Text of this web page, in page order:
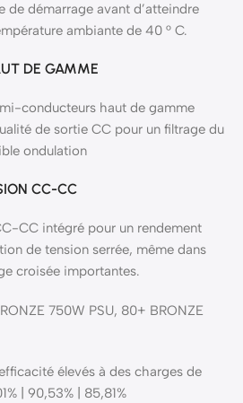
de démarrage avant d’atteindre
ambiante de 40 ° C.
DE GAMME
conducteurs haut de gamme
de sortie CC pour un filtrage du
ondulation
CC-CC
CC intégré pour un rendement
de tension serrée, même dans
croisée importantes.
élevés à des charges de
| 90,53% | 85,81%